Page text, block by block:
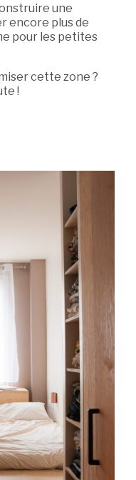
une
encore plus de
pour les petites
cette zone ?
!